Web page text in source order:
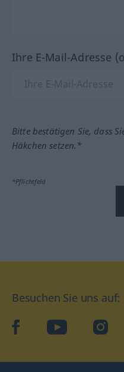
Ihre E-Mail-Adresse
Bitte bestätigen Sie, dass
Häkchen setzen.*
*Pflichtfeld
Besuchen Sie uns auf:
facebookYouTube